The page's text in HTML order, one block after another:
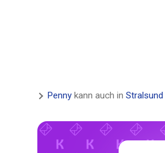
Penny kann auch in Stralsund